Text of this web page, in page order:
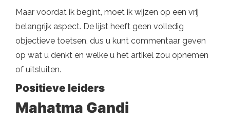
Maar voordat ik begint, moet ik wijzen op een vrij
belangrijk aspect. De lijst heeft geen volledig
objectieve toetsen, dus u kunt commentaar geven
op wat u denkt en welke u het artikel zou opnemen
of uitsluiten.
Positieve leiders
Mahatma Gandi